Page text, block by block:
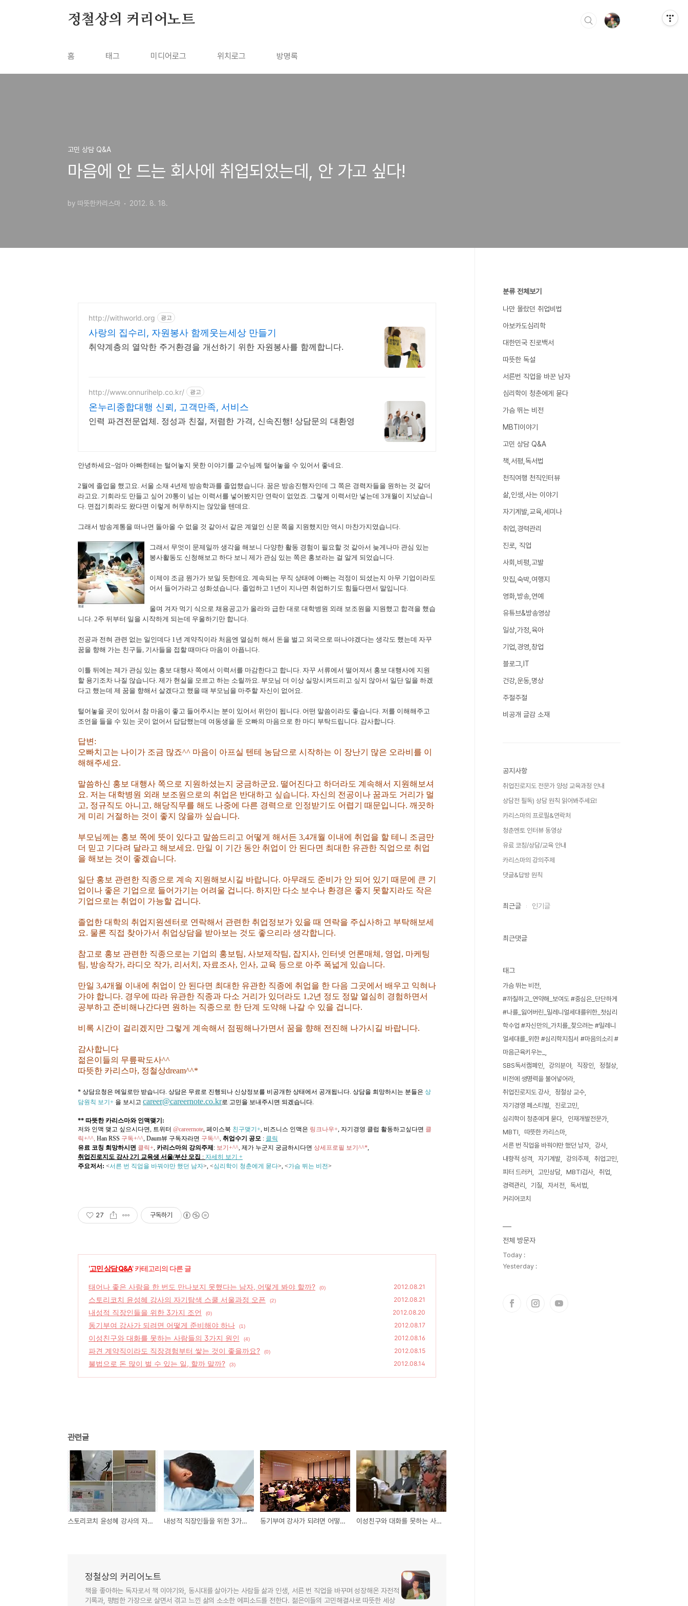
정철상의 커리어노트
홈 태그 미디어로그 위치로그 방명록
고민 상담 Q&A
마음에 안 드는 회사에 취업되었는데, 안 가고 싶다!
by 따뜻한카리스마 2012. 8. 18.
http://withworld.org 광고
사랑의 집수리, 자원봉사 함께웃는세상 만들기
취약계층의 열악한 주거환경을 개선하기 위한 자원봉사를 함께합니다.
http://www.onnurihelp.co.kr/ 광고
온누리종합대행 신뢰, 고객만족, 서비스
인력 파견전문업체. 정성과 친절, 저렴한 가격, 신속진행! 상담문의 대환영
안녕하세요~엄마 아빠한테는 털어놓지 못한 이야기를 교수님께 털어놓을 수 있어서 좋네요.
2월에 졸업을 했고요. 서울 소재 4년제 방송학과를 졸업했습니다. 꿈은 방송진행자인데 그 쪽은 경력자들을 원하는 것 같더
라고요. 기회라도 만들고 싶어 20통이 넘는 이력서를 넣어봤지만 연락이 없었죠. 그렇게 이력서만 넣는데 3개월이 지났습니
다. 면접기회라도 왔다면 이렇게 허무하지는 않았을 텐데요.
그래서 방송계통을 떠나면 돌아올 수 없을 것 같아서 같은 계열인 신문 쪽을 지원했지만 역시 마찬가지였습니다.
그래서 무엇이 문제일까 생각을 해보니 다양한 활동 경험이 필요할 것 같아서 늦게나마 관심 있는
봉사활동도 신청해보고 하다 보니 제가 관심 있는 쪽은 홍보라는 걸 알게 되었습니다.
이제야 조금 뭔가가 보일 듯한데요. 계속되는 무직 상태에 아빠는 걱정이 되셨는지 아무 기업이라도
어서 들어가라고 성화셨습니다. 졸업하고 1년이 지나면 취업하기도 힘들다면서 말입니다.
울며 겨자 먹기 식으로 채용공고가 올라와 급한 대로 대학병원 외래 보조원을 지원했고 합격을 했습
니다. 2주 뒤부터 일을 시작하게 되는데 우울하기만 합니다.
전공과 전혀 관련 없는 일인데다 1년 계약직이라 처음엔 열심히 해서 돈을 벌고 외국으로 떠나야겠다는 생각도 했는데 자꾸
꿈을 향해 가는 친구들, 기사들을 접할 때마다 마음이 아픕니다.
이틀 뒤에는 제가 관심 있는 홍보 대행사 쪽에서 이력서를 마감한다고 합니다. 자꾸 서류에서 떨어져서 홍보 대행사에 지원
할 용기조차 나질 않습니다. 제가 현실을 모르고 하는 소릴까요. 부모님 더 이상 실망시켜드리고 싶지 않아서 일단 일을 하겠
다고 했는데 제 꿈을 향해서 살겠다고 했을 때 부모님을 마주할 자신이 없어요.
털어놓을 곳이 있어서 참 마음이 좋고 들어주시는 분이 있어서 위안이 됩니다. 어떤 말씀이라도 좋습니다. 저를 이해해주고
조언을 들을 수 있는 곳이 없어서 답답했는데 여동생을 둔 오빠의 마음으로 한 마디 부탁드립니다. 감사합니다.
답변:
오빠치고는 나이가 조금 많죠^^ 마음이 아프실 텐테 농담으로 시작하는 이 장난기 많은 오라비를 이
해해주세요.
말씀하신 홍보 대행사 쪽으로 지원하셨는지 궁금하군요. 떨어진다고 하더라도 계속해서 지원해보셔
요. 저는 대학병원 외래 보조원으로의 취업은 반대하고 싶습니다. 자신의 전공이나 꿈과도 거리가 멀
고, 정규직도 아니고, 해당직무를 해도 나중에 다른 경력으로 인정받기도 어렵기 때문입니다. 깨끗하
게 미리 거절하는 것이 좋지 않을까 싶습니다.
부모님께는 홍보 쪽에 뜻이 있다고 말씀드리고 어떻게 해서든 3,4개월 이내에 취업을 할 테니 조금만
더 믿고 기다려 달라고 해보세요. 만일 이 기간 동안 취업이 안 된다면 최대한 유관한 직업으로 취업
을 해보는 것이 좋겠습니다.
일단 홍보 관련한 직종으로 계속 지원해보시길 바랍니다. 아무래도 준비가 안 되어 있기 때문에 큰 기
업이나 좋은 기업으로 들어가기는 어려울 겁니다. 하지만 다소 보수나 환경은 좋지 못할지라도 작은
기업으로는 취업이 가능할 겁니다.
졸업한 대학의 취업지원센터로 연락해서 관련한 취업정보가 있을 때 연락을 주십사하고 부탁해보세
요. 물론 직접 찾아가서 취업상담을 받아보는 것도 좋으리라 생각합니다.
참고로 홍보 관련한 직종으로는 기업의 홍보팀, 사보제작팀, 잡지사, 인터넷 언론매체, 영업, 마케팅
팀, 방송작가, 라디오 작가, 리서치, 자료조사, 인사, 교육 등으로 아주 폭넓게 있습니다.
만일 3,4개월 이내에 취업이 안 된다면 최대한 유관한 직종에 취업을 한 다음 그곳에서 배우고 익혀나
가야 합니다. 경우에 따라 유관한 직종과 다소 거리가 있더라도 1,2년 정도 정말 열심히 경험하면서
공부하고 준비해나간다면 원하는 직종으로 한 단계 도약해 나갈 수 있을 겁니다.
비록 시간이 걸리겠지만 그렇게 계속해서 점핑해나가면서 꿈을 향해 전진해 나가시길 바랍니다.
감사합니다
젊은이들의 무릎팍도사^^
따뜻한 카리스마, 정철상dream^^*
* 상담요청은 메일로만 받습니다. 상담은 무료로 진행되나 신상정보를 비공개한 상태에서 공개됩니다. 상담을 희망하시는 분들은 상
담원칙 보기+ 을 보시고 career@careernote.co.kr로 고민을 보내주시면 되겠습니다.
** 따뜻한 카리스마와 인맥맺기:
저와 인맥 맺고 싶으시다면, 트위터 @careernote, 페이스북 친구맺기+, 비즈니스 인맥은 링크나우+, 자기경영 클럽 활동하고싶다면 클
릭+^^, Han RSS 구독+^^, Daum뷰 구독자라면 구독^^, 취업수기 공모 : 클릭
유료 코칭 희망하시면 클릭+, 카리스마의 강의주제 : 보기+^^, 제가 누군지 궁금하시다면 상세프로필 보기^^*,
취업진로지도 강사 2기 교육생 서울/부산 모집 : 자세히 보기 +
주요저서: <서른 번 직업을 바꿔야만 했던 남자>, <심리학이 청춘에게 묻다>, <가슴 뛰는 비전>
27 구독하기
'고민 상담 Q&A' 카테고리의 다른 글
태어나 좋은 사람을 한 번도 만나보지 못했다는 남자, 어떻게 봐야 할까? (0) 2012.08.21
스토리코치 윤성혜 강사의 자기탐색 스쿨 서울과정 오픈 (2) 2012.08.21
내성적 직장인들을 위한 3가지 조언 (0) 2012.08.20
동기부여 강사가 되려면 어떻게 준비해야 하나 (1) 2012.08.17
이성친구와 대화를 못하는 사람들의 3가지 원인 (4) 2012.08.16
파견 계약직이라도 직장경험부터 쌓는 것이 좋을까요? (0) 2012.08.15
불법으로 돈 많이 벌 수 있는 일, 할까 말까? (3) 2012.08.14
관련글
스토리코치 윤성혜 강사의 자기탐색 스쿨 서울과정 오픈 내성적 직장인들을 위한 3가지 조언 동기부여 강사가 되려면 어떻게 준비해야 하나 이성친구와 대화를 못하는 사람들의 3가지 원인
정철상의 커리어노트
책을 좋아하는 독자로서 책 이야기와, 동시대를 살아가는 사람들 삶과 인생, 서른 번 직업을 바꾸며 성장해온 자전적
기록과, 평범한 가장으로 살면서 겪고 느낀 삶의 소소한 에피소드를 전한다. 젊은이들의 고민해결사로 따뜻한 세상
분류 전체보기
나만 몰랐던 취업비법
아보카도심리학
대한민국 진로백서
따뜻한 독설
서른번 직업을 바꾼 남자
심리학이 청춘에게 묻다
가슴 뛰는 비전
MBTI이야기
고민 상담 Q&A
책,서평,독서법
천직여행 천직인터뷰
삶,인생,사는 이야기
자기계발,교육,세미나
취업,경력관리
진로, 직업
사회,비평,고발
맛집,숙박,여행지
영화,방송,연예
유튜브&방송영상
일상,가정,육아
기업,경영,창업
블로그,IT
건강,운동,명상
주절주절
비공개 글감 소재
공지사항
취업진로지도 전문가 양성 교육과정 안내
상담전 필독) 상담 원칙 읽어봐주세요!
카리스마의 프로필&연락처
청춘멘토 인터뷰 동영상
유료 코칭/상담/교육 안내
카리스마의 강의주제
댓글&답방 원칙
최근글 인기글
최근댓글
태그
가슴 뛰는 비전
#까칠하고_연약해_보여도 #중심은_단단하게
#나를_잃어버린_밀레니얼세대를위한_첫심리
학수업 #자신만의_가치를_찾으려는 #밀레니
얼세대를_위한 #심리학지침서 #마음의소리 #
마음근육키우는_
SBS독서캠페인
강의분야 직장인
정철상
비전에 생명력을 불어넣어라
취업진로지도 강사
정철상 교수
자기경영 페스티벌
진로고민
심리학이 청춘에게 묻다
인재개발전문가
MBTI
따뜻한 카리스마
서른 번 직업을 바꿔야만 했던 남자
강사
내향적 성격
자기계발 강의주제
취업고민
피터 드러커
고민상담 MBTI검사
취업
경력관리
기질 자서전
독서법
커리어코치
전체 방문자
Today :
Yesterday :